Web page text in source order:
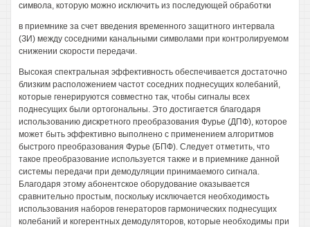
символа, которую можно исключить из последующей обработки
в приемнике за счет введения временного защитного интервала
(ЗИ) между соседними канальными символами при контролируемом
снижении скорости передачи.
Высокая спектральная эффективность обеспечивается достаточно
близким расположением частот соседних поднесущих колебаний,
которые генерируются совместно так, чтобы сигналы всех
поднесущих были ортогональны. Это достигается благодаря
использованию дискретного преобразования Фурье (ДПФ), которое
может быть эффективно выполнено с применением алгоритмов
быстрого преобразования Фурье (БПФ). Следует отметить, что
такое преобразование используется также и в приемнике данной
системы передачи при демодуляции принимаемого сигнала.
Благодаря этому абонентское оборудование оказывается
сравнительно простым, поскольку исключается необходимость
использования наборов генераторов гармонических поднесущих
колебаний и когерентных демодуляторов, которые необходимы при